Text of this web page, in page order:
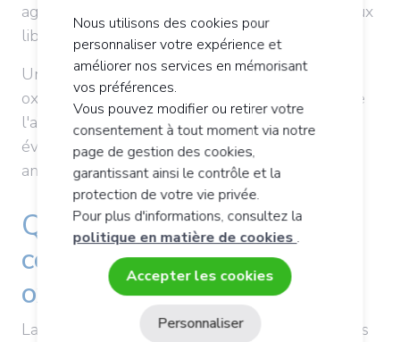
agissent en synergie pour neutraliser les radicaux
libres avant qu'ils n'endommagent nos cellules.
Un bilan sanguin peut mesurer cette balance
oxydative à travers plusieurs marqueurs comme
l'acide urique ou la CRP ultrasensible. Cette
évaluation permet d'adapter les apports en
antioxydants selon les besoins individuels.
Quelles sont les
conséquences du stress
oxydatif ?
La production excessive de molécules oxydantes
Nous utilisons des cookies pour
personnaliser votre expérience et
améliorer nos services en mémorisant
vos préférences.
Vous pouvez modifier ou retirer votre
consentement à tout moment via notre
page de gestion des cookies,
garantissant ainsi le contrôle et la
protection de votre vie privée.
Pour plus d'informations, consultez la
politique en matière de cookies .
Accepter les cookies
Personnaliser